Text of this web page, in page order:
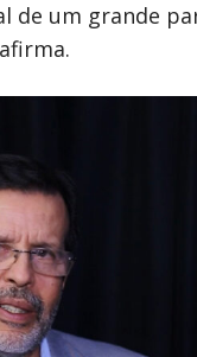
um grande